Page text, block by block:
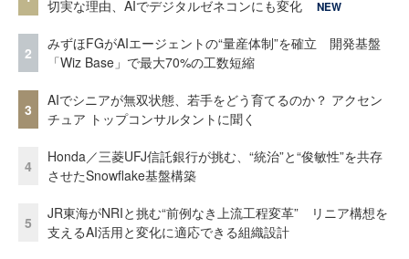
切実な理由、AIでデジタルゼネコンにも変化
NEW
2
みずほFGがAIエージェントの“量産体制”を確立 開発基盤
「Wiz Base」で最大70%の工数短縮
3
AIでシニアが無双状態、若手をどう育てるのか？ アクセン
チュア トップコンサルタントに聞く
4
Honda／三菱UFJ信託銀行が挑む、“統治”と“俊敏性”を共存
させたSnowflake基盤構築
5
JR東海がNRIと挑む“前例なき上流工程変革” リニア構想を
支えるAI活用と変化に適応できる組織設計